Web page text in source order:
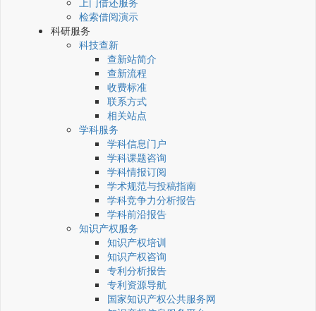
检索借阅演示
科研服务
科技查新
查新站简介
查新流程
收费标准
联系方式
相关站点
学科服务
学科信息门户
学科课题咨询
学科情报订阅
学术规范与投稿指南
学科竞争力分析报告
学科前沿报告
知识产权服务
知识产权培训
知识产权咨询
专利分析报告
专利资源导航
国家知识产权公共服务网